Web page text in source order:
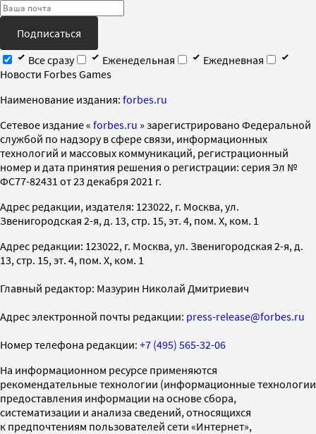
Подписаться
Все сразу
Еженедельная
Ежедневная
Новости Forbes Games
Наименование издания: forbes.ru
Cетевое издание « forbes.ru » зарегистрировано Федеральной
службой по надзору в сфере связи, информационных
технологий и массовых коммуникаций, регистрационный
номер и дата принятия решения о регистрации: серия Эл №
ФС77-82431 от 23 декабря 2021 г.
Адрес редакции, издателя: 123022, г. Москва, ул.
Звенигородская 2-я, д. 13, стр. 15, эт. 4, пом. X, ком. 1
Адрес редакции: 123022, г. Москва, ул. Звенигородская 2-я, д.
13, стр. 15, эт. 4, пом. X, ком. 1
Главный редактор: Мазурин Николай Дмитриевич
Адрес электронной почты редакции: press-release@forbes.ru
Номер телефона редакции: +7 (495) 565-32-06
На информационном ресурсе применяются
рекомендательные технологии (информационные технологии
предоставления информации на основе сбора,
систематизации и анализа сведений, относящихся
к предпочтениям пользователей сети «Интернет»,